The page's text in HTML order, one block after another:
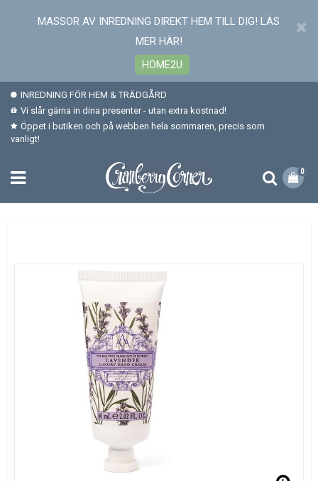
MASSOR AV INREDNING DIREKT HEM TILL DIG! LÄS
MER HÄR!
HOME2U
INREDNING FÖR HEM & TRÄDGÅRD
Vi slår gärna in dina presenter - utan extra kostnad!
Öppet i butiken och på webben hela sommaren, precis som
vanligt!
0